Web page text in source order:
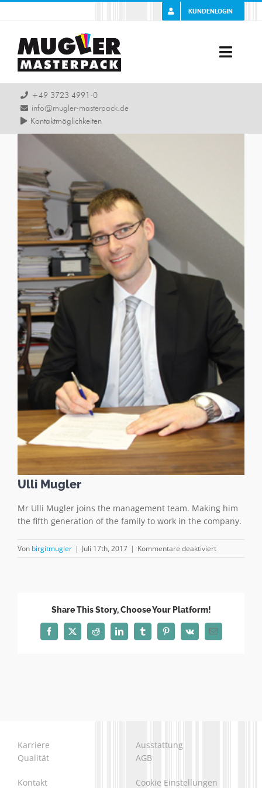
Zum
KUNDENLOGIN
Toggle
Unternehmen
Karriere
Produkte
Branchen
+49 3723 4991-0
info@mugler-masterpack.de
Kontaktmöglichkeiten
Zeige
grösseres
Bild
Ulli Mugler
Mr Ulli Mugler joins the management team. Making him
the fifth generation of the family to work in the company.
Von birgitmugler | Juli 17th, 2017 | Kommentare deaktiviertfür
Ulli
Share This Story, Choose Your Platform!
Facebook
X Reddit LinkedInTumblrPinterest
Vk
E-
Mail
Karriere
Qualität
Ausstattung
AGB
Kontakt Cookie Einstellungen